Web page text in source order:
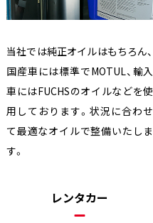
当社では純正オイルはもちろん、
国産車には標準でMOTUL、輸入
車にはFUCHSのオイルなどを使
用しております。状況に合わせ
て最適なオイルで整備いたしま
す。
レンタカー